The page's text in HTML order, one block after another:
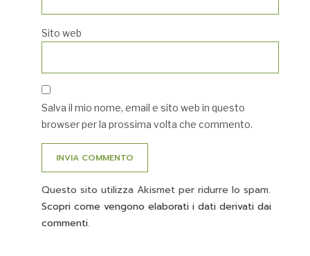
Sito web
Salva il mio nome, email e sito web in questo
browser per la prossima volta che commento.
Questo sito utilizza Akismet per ridurre lo spam.
Scopri come vengono elaborati i dati derivati dai
commenti.